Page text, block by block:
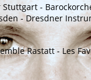
-
- Dresdner
Rastatt - Les